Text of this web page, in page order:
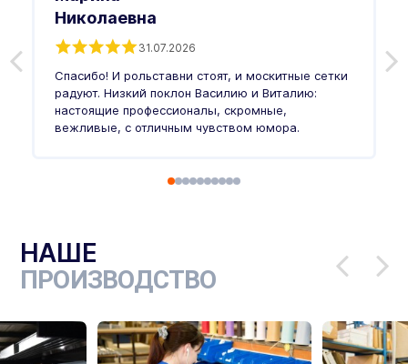
Николаевна
31.07.2026
Спасибо! И рольставни стоят, и москитные сетки
радуют. Низкий поклон Василию и Виталию:
настоящие профессионалы, скромные,
вежливые, с отличным чувством юмора.
НАШЕ
ПРОИЗВОДСТВО